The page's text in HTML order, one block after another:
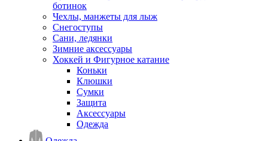
ботинок
Чехлы, манжеты для лыж
Снегоступы
Сани, ледянки
Зимние аксессуары
Хоккей и Фигурное катание
Коньки
Клюшки
Сумки
Защита
Аксессуары
Одежда